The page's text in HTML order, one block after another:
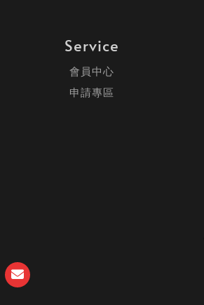
Service
會員中心
申請專區